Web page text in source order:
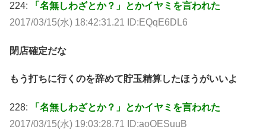
224:
「名無しわざとか？」とかイヤミを言われた
2017/03/15(水) 18:42:31.21 ID:EQqE6DL6
閉店確定だな
もう打ちに行くのを辞めて貯玉精算したほうがいいよ
228:
「名無しわざとか？」とかイヤミを言われた
2017/03/15(水) 19:03:28.71 ID:aoOESuuB